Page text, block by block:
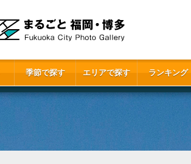
季節で探す エリアで探す ランキング